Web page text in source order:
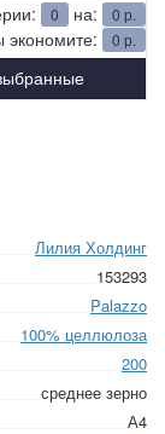
0 на: 0 р.
экономите: 0 р.
Лилия Холдинг
153293
Palazzo
100% целлюлоза
200
среднее зерно
А4